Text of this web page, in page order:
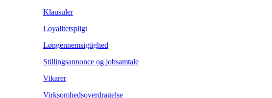
Klausuler
Loyalitetspligt
Løngennemsigtighed
Stillingsannonce og jobsamtale
Vikarer
Virksomhedsoverdragelse